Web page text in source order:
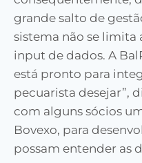
grande salto de
sistema não se limita
input de dados. A
está pronto para
pecuarista desejar”,
com alguns sócios
Bovexo, para
possam entender as